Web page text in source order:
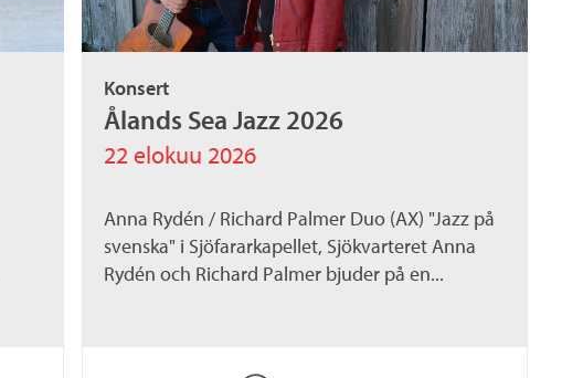
Konsert
Ålands Sea Jazz 2026
22 elokuu 2026
Anna Rydén / Richard Palmer Duo (AX) "Jazz på
svenska" i Sjöfararkapellet, Sjökvarteret Anna
Rydén och Richard Palmer bjuder på en...